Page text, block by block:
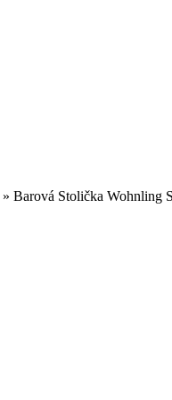
» Barová Stolička Wohnling